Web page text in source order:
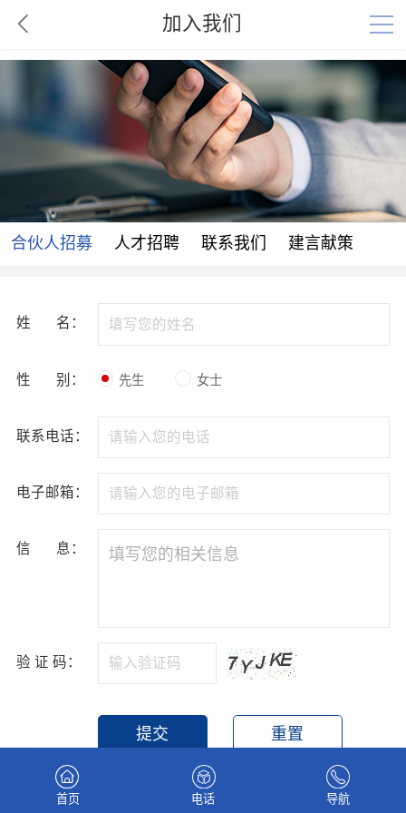
加入我们
合伙人招募 人才招聘 联系我们 建言献策
姓 名：
性 别： 先生 女士
联系电话：
电子邮箱：
信 息：
验 证 码：
提交 重置
Copyright @ 云南航天工程物探检测股份有限公司 版权所有
首页 电话 导航